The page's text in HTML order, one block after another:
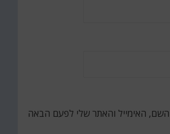
האימייל והאתר שלי לפעם הבאה